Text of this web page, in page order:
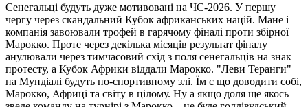
Сенегальці будуть дуже мотивовані на ЧС-2026. У першу
чергу через скандальний Кубок африканських націй. Мане і
компанія завоювали трофей в гарячому фіналі проти збірної
Марокко. Проте через декілька місяців результат фіналу
анулювали через тимчасовий схід з поля сенегальців на знак
протесту, а Кубок Африки віддали Марокко. "Леви Теранги"
на Мундіалі будуть по-спортивному злі. Їм є що доводити собі,
Марокко, Африці та світу в цілому. Ну а якщо доля ще якось